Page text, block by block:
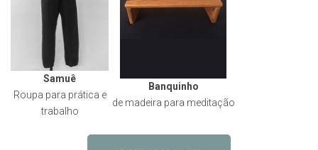
Samuê
Roupa para prática e
trabalho
Banquinho
de madeira para meditação